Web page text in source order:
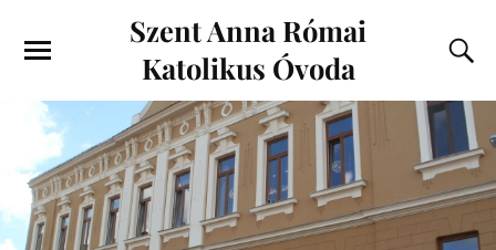
Szent Anna Római
Katolikus Óvoda